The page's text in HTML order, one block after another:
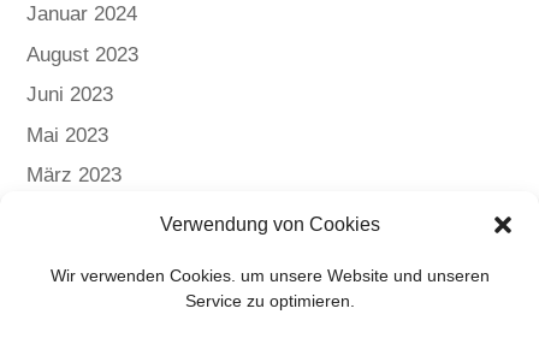
Verwendung von Cookies
Wir verwenden Cookies. um unsere Website und unseren
Service zu optimieren.
Januar 2024
August 2023
Juni 2023
Mai 2023
März 2023